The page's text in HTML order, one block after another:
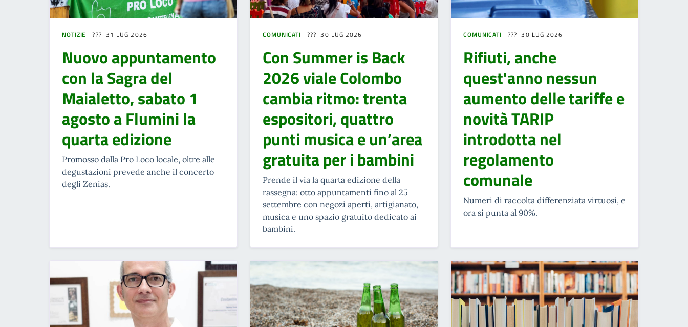
NOTIZIE 31 LUG 2026
Nuovo appuntamento
con la Sagra del
Maialetto, sabato 1
agosto a Flumini la
quarta edizione
Promosso dalla Pro Loco locale, oltre alle
degustazioni prevede anche il concerto
degli Zenias.
COMUNICATI 30 LUG 2026
Con Summer is Back
2026 viale Colombo
cambia ritmo: trenta
espositori, quattro
punti musica e un’area
gratuita per i bambini
Prende il via la quarta edizione della
rassegna: otto appuntamenti fino al 25
settembre con negozi aperti, artigianato,
musica e uno spazio gratuito dedicato ai
bambini.
COMUNICATI 30 LUG 2026
Rifiuti, anche
quest'anno nessun
aumento delle tariffe e
novità TARIP
introdotta nel
regolamento
comunale
Numeri di raccolta differenziata virtuosi, e
ora si punta al 90%.